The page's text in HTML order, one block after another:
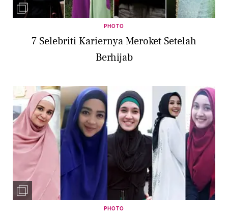
PHOTO
7 Selebriti Kariernya Meroket Setelah
Berhijab
PHOTO